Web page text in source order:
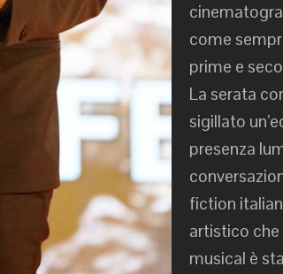
come
prime e
La serata
sigillato
presenza
fiction
artistico che
musical è